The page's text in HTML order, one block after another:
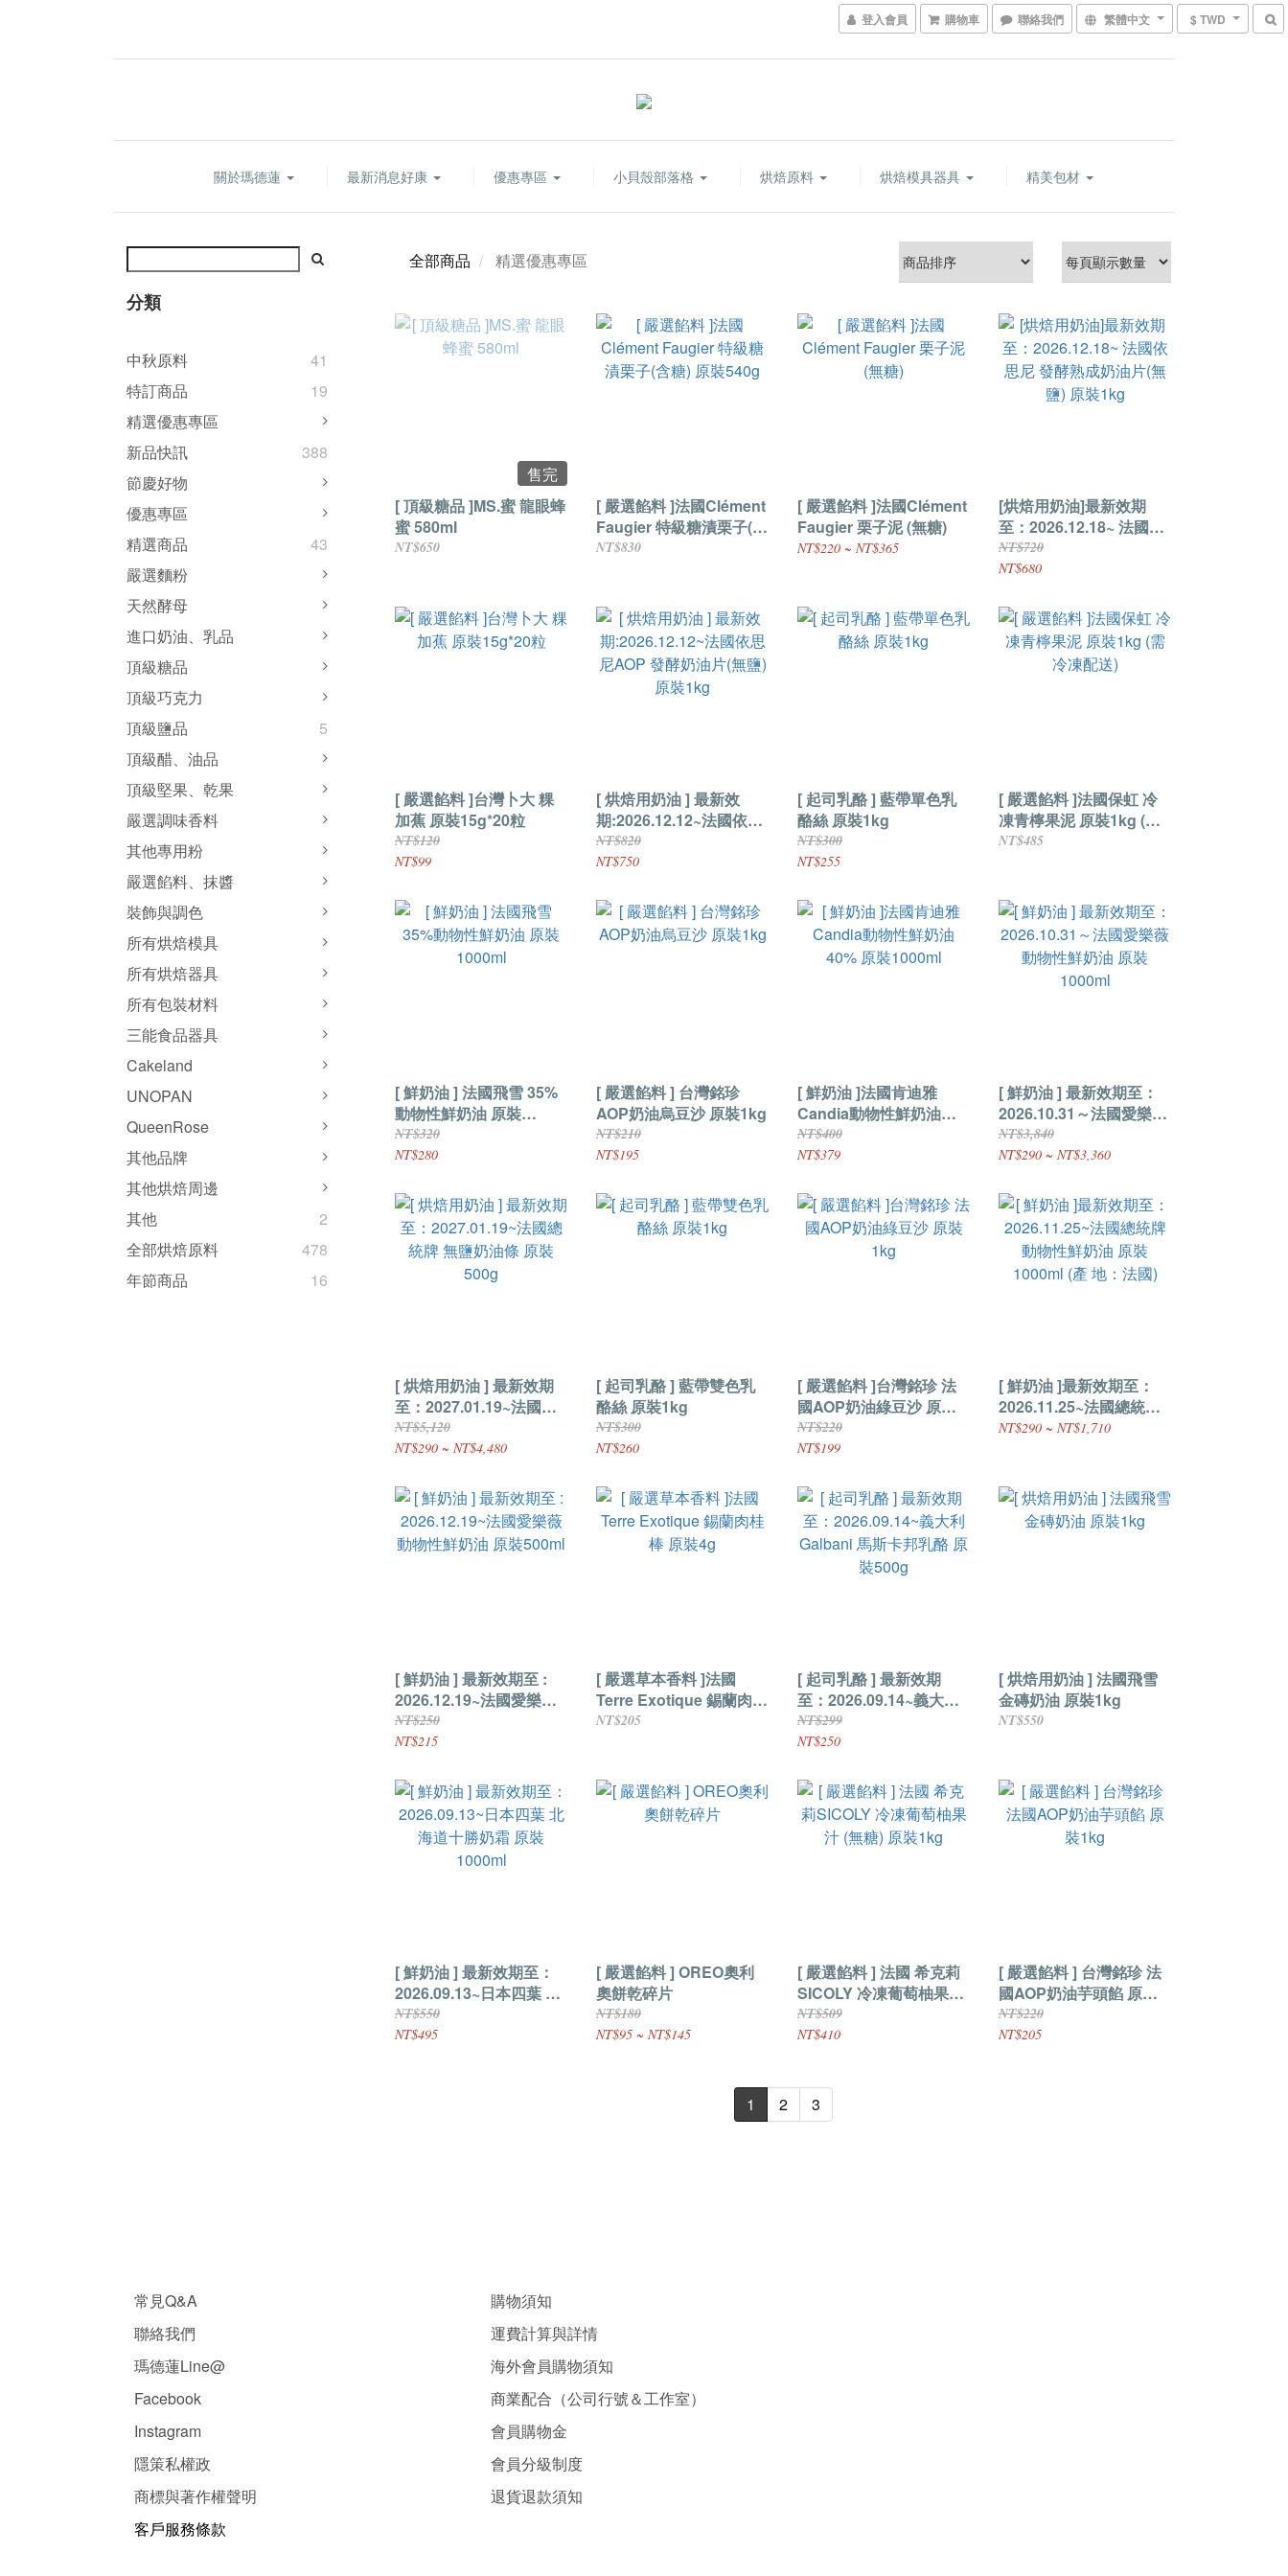
登入會員 購物車 聯絡我們 繁體中文 $ TWD
關於瑪德蓮 最新消息好康 優惠專區 小貝殼部落格 烘焙原料 烘焙模具器具 精美包材
分類
中秋原料
41
特訂商品
19
精選優惠專區
新品快訊
388
節慶好物
優惠專區
精選商品
43
嚴選麵粉
天然酵母
進口奶油、乳品
頂級糖品
頂級巧克力
頂級鹽品
5
頂級醋、油品
頂級堅果、乾果
嚴選調味香料
其他專用粉
嚴選餡料、抹醬
裝飾與調色
所有烘焙模具
所有烘焙器具
所有包裝材料
三能食品器具
Cakeland
UNOPAN
QueenRose
其他品牌
其他烘焙周邊
其他
2
全部烘焙原料
478
年節商品
16
全部商品 精選優惠專區
售完
[ 頂級糖品 ]MS.蜜 龍眼蜂
蜜 580ml
NT$650
[ 嚴選餡料 ]法國Clément
Faugier 特級糖漬栗子(含
糖) 原裝540g
NT$830
[ 嚴選餡料 ]法國Clément
Faugier 栗子泥 (無糖)
NT$220 ~ NT$365
[烘焙用奶油]最新效期
至：2026.12.18~ 法國依
思尼 發酵熟成奶油片(無
鹽) 原裝1kg
NT$720
NT$680
[ 嚴選餡料 ]台灣卜大 粿
加蕉 原裝15g*20粒
NT$120
NT$99
[ 烘焙用奶油 ] 最新效
期:2026.12.12~法國依思
尼AOP 發酵奶油片(無鹽)
原裝1kg
NT$820
NT$750
[ 起司乳酪 ] 藍帶單色乳
酪絲 原裝1kg
NT$300
NT$255
[ 嚴選餡料 ]法國保虹 冷
凍青檸果泥 原裝1kg (需
冷凍配送)
NT$485
[ 鮮奶油 ] 法國飛雪 35%
動物性鮮奶油 原裝
1000ml
NT$320
NT$280
[ 嚴選餡料 ] 台灣銘珍
AOP奶油烏豆沙 原裝1kg
NT$210
NT$195
[ 鮮奶油 ]法國肯迪雅
Candia動物性鮮奶油
40% 原裝1000ml
NT$400
NT$379
[ 鮮奶油 ] 最新效期至：
2026.10.31～法國愛樂薇
動物性鮮奶油 原裝
1000ml
NT$3,840
NT$290 ~ NT$3,360
[ 烘焙用奶油 ] 最新效期
至：2027.01.19~法國總
統牌 無鹽奶油條 原裝
500g
NT$5,120
NT$290 ~ NT$4,480
[ 起司乳酪 ] 藍帶雙色乳
酪絲 原裝1kg
NT$300
NT$260
[ 嚴選餡料 ]台灣銘珍 法
國AOP奶油綠豆沙 原裝
1kg
NT$220
NT$199
[ 鮮奶油 ]最新效期至：
2026.11.25~法國總統牌
動物性鮮奶油 原裝
NT$290 ~ NT$1,710
[ 鮮奶油 ] 最新效期至 :
2026.12.19~法國愛樂薇
動物性鮮奶油 原裝500ml
NT$250
NT$215
[ 嚴選草本香料 ]法國
Terre Exotique 錫蘭肉桂
棒 原裝4g
NT$205
[ 起司乳酪 ] 最新效期
至：2026.09.14~義大利
Galbani 馬斯卡邦乳酪 原
裝500g
NT$299
NT$250
[ 烘焙用奶油 ] 法國飛雪
金磚奶油 原裝1kg
NT$550
[ 鮮奶油 ] 最新效期至：
2026.09.13~日本四葉 北
海道十勝奶霜 原裝
1000ml
NT$550
NT$495
[ 嚴選餡料 ] OREO奧利
奧餅乾碎片
NT$180
NT$95 ~ NT$145
[ 嚴選餡料 ] 法國 希克莉
SICOLY 冷凍葡萄柚果汁
(無糖) 原裝1kg
NT$509
NT$410
[ 嚴選餡料 ] 台灣銘珍 法
國AOP奶油芋頭餡 原裝
1kg
NT$220
NT$205
1 2 3
常見Q&A
聯絡我們
瑪德蓮Line@
Facebook
Instagram
隱策私權政
商標與著作權聲明
客戶服務條款
購物須知
運費計算與詳情
海外會員購物須知
商業配合（公司行號＆工作室）
會員購物金
會員分級制度
退貨退款須知